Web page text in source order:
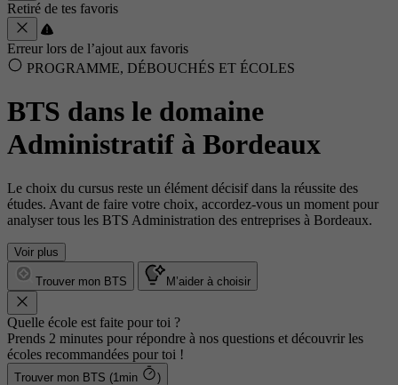
Retiré de tes favoris
Erreur lors de l’ajout aux favoris
PROGRAMME, DÉBOUCHÉS ET ÉCOLES
BTS dans le domaine
Administratif à Bordeaux
Le choix du cursus reste un élément décisif dans la réussite des
études. Avant de faire votre choix, accordez-vous un moment pour
analyser tous les BTS Administration des entreprises à Bordeaux.
Voir plus
Trouver mon BTS M’aider à choisir
Quelle école est faite pour toi ?
Prends 2 minutes pour répondre à nos questions et découvrir les
écoles recommandées pour toi !
Trouver mon BTS (1min )